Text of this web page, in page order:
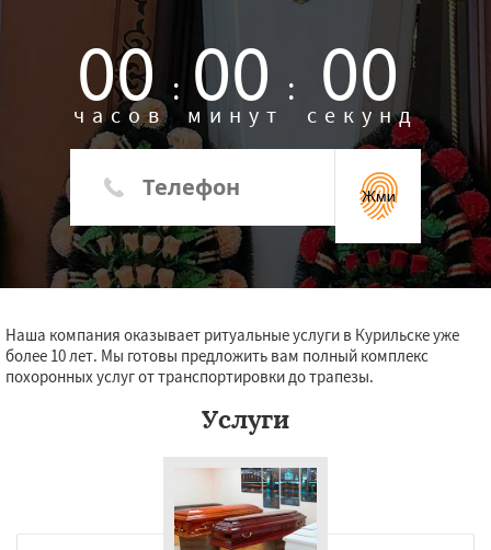
00 :
часов 00 :
минут 00
секунд
Жми
Наша компания оказывает ритуальные услуги в Курильске уже
более 10 лет. Мы готовы предложить вам полный комплекс
похоронных услуг от транспортировки до трапезы.
Услуги